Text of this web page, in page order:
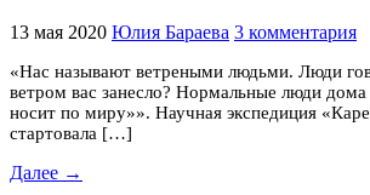
13 мая 2020 Юлия Бараева 3 комментария
«Нас называют ветреными людьми. Люди
ветром вас занесло? Нормальные люди дома
носит по миру»». Научная экспедиция
стартовала […]
Далее →